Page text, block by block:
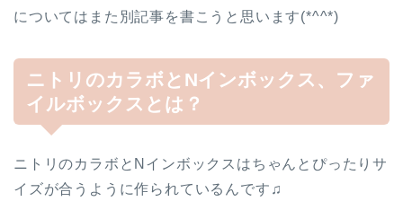
についてはまた別記事を書こうと思います(*^^*)
ニトリのカラボとNインボックス、ファ
イルボックスとは？
ニトリのカラボとNインボックスはちゃんとぴったりサ
イズが合うように作られているんです♫